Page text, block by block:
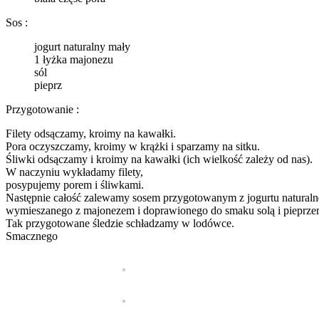
Sos :
jogurt naturalny mały
1 łyżka majonezu
sól
pieprz
Przygotowanie :
Filety odsączamy, kroimy na kawałki.
Pora oczyszczamy, kroimy w krążki i sparzamy na sitku.
Śliwki odsączamy i kroimy na kawałki (ich wielkość zależy od nas).
W naczyniu wykładamy filety,
posypujemy porem i śliwkami.
Następnie całość zalewamy sosem przygotowanym z jogurtu
wymieszanego z majonezem i doprawionego do smaku solą i
Tak przygotowane śledzie schładzamy w lodówce.
Smacznego